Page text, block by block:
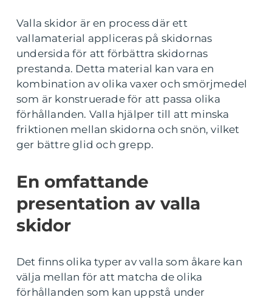
Valla skidor är en process där ett
vallamaterial appliceras på skidornas
undersida för att förbättra skidornas
prestanda. Detta material kan vara en
kombination av olika vaxer och smörjmedel
som är konstruerade för att passa olika
förhållanden. Valla hjälper till att minska
friktionen mellan skidorna och snön, vilket
ger bättre glid och grepp.
En omfattande
presentation av valla
skidor
Det finns olika typer av valla som åkare kan
välja mellan för att matcha de olika
förhållanden som kan uppstå under